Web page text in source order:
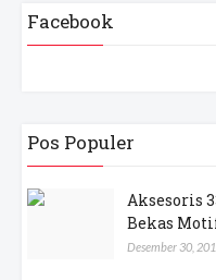
Facebook
Pos Populer
Aksesoris
Bekas
Desember 30,